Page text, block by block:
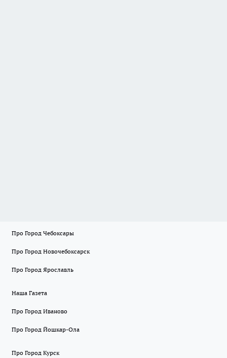
Про Город Чебоксары
Про Город Новочебоксарск
Про Город Ярославль
Наша Газета
Про Город Иваново
Про Город Йошкар-Ола
Про Город Курск